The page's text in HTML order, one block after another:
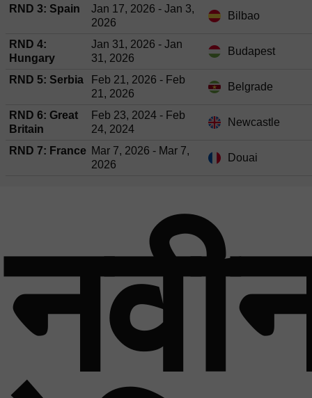
RND 3: Spain
Jan 17, 2026 - Jan 3,
2026
Bilbao
RND 4:
Hungary
Jan 31, 2026 - Jan
31, 2026
Budapest
RND 5: Serbia
Feb 21, 2026 - Feb
21, 2026
Belgrade
RND 6: Great
Britain
Feb 23, 2024 - Feb
24, 2024
Newcastle
RND 7: France Mar 7, 2026 - Mar 7,
2026
Douai